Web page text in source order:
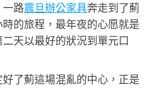
一路震旦辦公家具奔走到了薊
的旅程，最年夜的心愿就是
天以最好的狀況到單元口
了薊這場混亂的中心，正是